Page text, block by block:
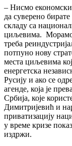
– Нисмо економски
да суверено
складу са
циљевима. Морамо
треба
потпуно нову
места циљевима
енергетска
Русију и ако се
агенде, која је
Србија, које
Димитријевић и
приватизацију
у време кризе
издржи.